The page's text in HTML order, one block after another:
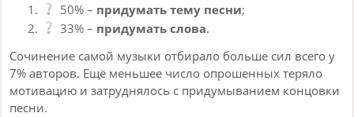
50% – придумать тему песни;
33% – придумать слова.
Сочинение самой музыки отбирало больше сил всего у
7% авторов. Ещё меньшее число опрошенных теряло
мотивацию и затруднялось с придумыванием концовки
песни.